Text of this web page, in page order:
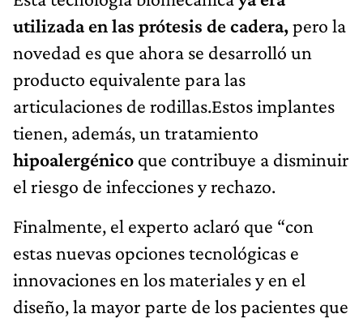
utilizada en las prótesis de cadera,pero la
novedad es que ahora se desarrolló un
producto equivalente para las
articulaciones de rodillas.Estos implantes
tienen, además, un tratamiento
hipoalergénico que contribuye a disminuir
el riesgo de infecciones y rechazo.
Finalmente, el experto aclaró que “con
estas nuevas opciones tecnológicas e
innovaciones en los materiales y en el
diseño, la mayor parte de los pacientes que